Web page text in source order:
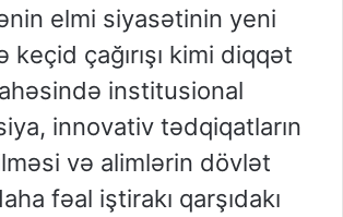
elmi siyasətinin yeni
keçid çağırışı kimi diqqət
institusional
innovativ tədqiqatların
və alimlərin dövlət
fəal iştirakı qarşıdakı